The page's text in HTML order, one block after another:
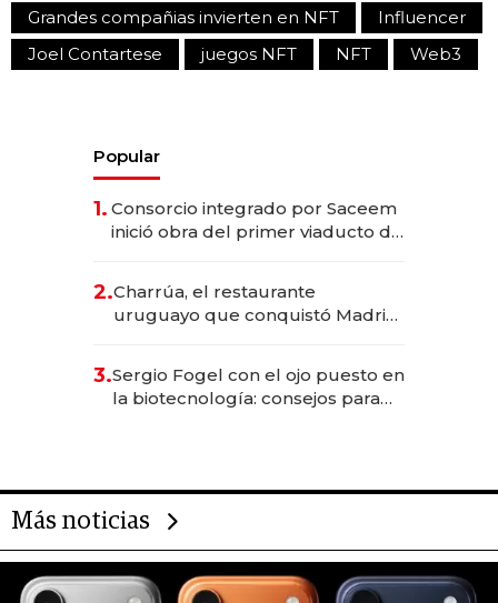
Grandes compañias invierten en NFT
Influencer
Joel Contartese
juegos NFT NFT Web3
Popular
1. Consorcio integrado por Saceem
inició obra del primer viaducto de
millones
2.Charrúa, el restaurante
uruguayo que conquistó Madrid:
anticipación y prepara apertura
3.Sergio Fogel con el ojo puesto en
la biotecnología: consejos para
Más noticias